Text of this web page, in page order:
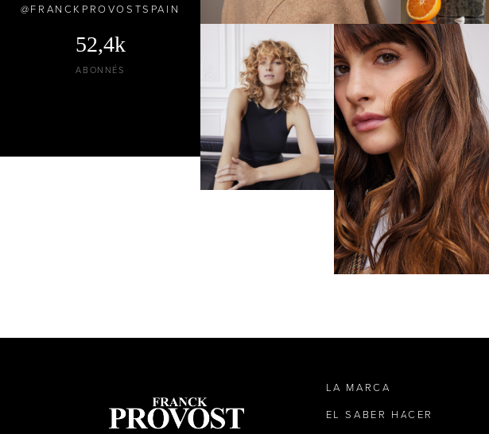
FRANCKPROVOSTSPAIN
52,4k
ABONNÉS
LA MARCA
EL SABER HACER